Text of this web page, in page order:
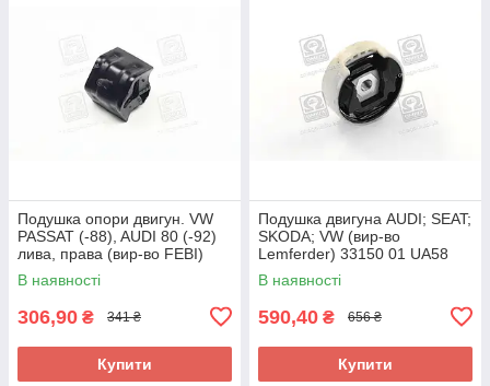
Подушка опори двигун. VW
PASSAT (-88), AUDI 80 (-92)
лива, права (вир-во FEBI)
02680 UA58
В наявності
306,90 ₴ 341 ₴
Купити
Подушка двигуна AUDI; SEAT;
SKODA; VW (вир-во
Lemferder) 33150 01 UA58
В наявності
590,40 ₴ 656 ₴
Купити